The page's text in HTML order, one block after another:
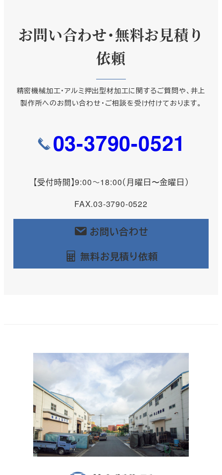
お問い合わせ・無料お見積り
依頼
精密機械加工・アルミ押出型材加工に関するご質問や、井上
製作所へのお問い合わせ・ご相談を受け付けております。
03-3790-0521
【受付時間】9:00～18:00（月曜日〜金曜日）
FAX.03-3790-0522
お問い合わせ
無料お見積り依頼